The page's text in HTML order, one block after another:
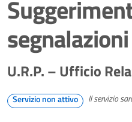
segnalazioni
U.R.P. – Ufficio
Servizio non attivo Il servizio